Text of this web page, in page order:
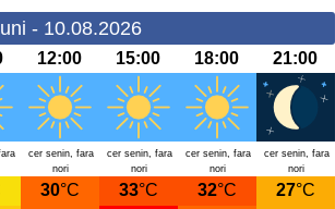
- 10.08.2026
12:00 15:00 18:00 21:00
cer senin, fara
nori
cer senin, fara
nori
cer senin, fara
nori
cer senin, fara
nori
30°C 33°C 32°C 27°C